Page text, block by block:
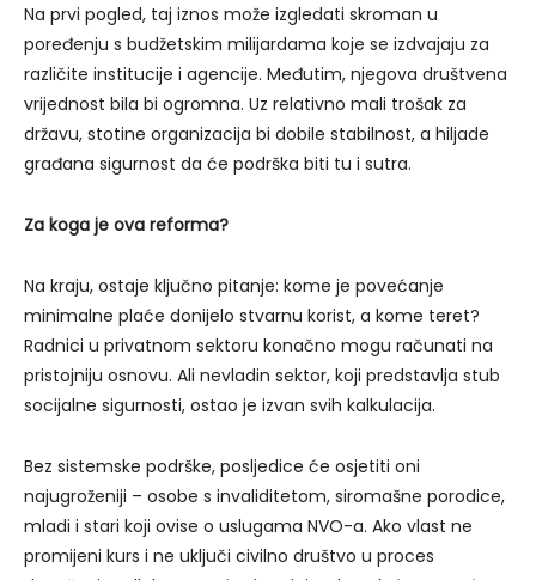
Na prvi pogled, taj iznos može izgledati skroman u
poređenju s budžetskim milijardama koje se izdvajaju za
različite institucije i agencije. Međutim, njegova društvena
vrijednost bila bi ogromna. Uz relativno mali trošak za
državu, stotine organizacija bi dobile stabilnost, a hiljade
građana sigurnost da će podrška biti tu i sutra.
Za koga je ova reforma?
Na kraju, ostaje ključno pitanje: kome je povećanje
minimalne plaće donijelo stvarnu korist, a kome teret?
Radnici u privatnom sektoru konačno mogu računati na
pristojniju osnovu. Ali nevladin sektor, koji predstavlja stub
socijalne sigurnosti, ostao je izvan svih kalkulacija.
Bez sistemske podrške, posljedice će osjetiti oni
najugroženiji – osobe s invaliditetom, siromašne porodice,
mladi i stari koji ovise o uslugama NVO-a. Ako vlast ne
promijeni kurs i ne uključi civilno društvo u proces